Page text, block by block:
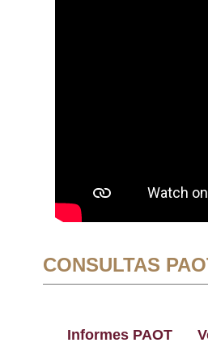
CONSULTAS
Informes PAOT